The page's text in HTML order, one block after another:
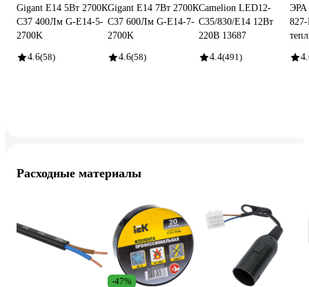
Gigant E14 5Вт 2700К
C37 400Лм G-E14-5-
2700K
4.6(58)
Gigant E14 7Вт 2700К
C37 600Лм G-E14-7-
2700K
4.6(58)
Camelion LED12-
C35/830/E14 12Вт
220В 13687
4.4(491)
ЭРА
827-
Расходные материалы
-47%